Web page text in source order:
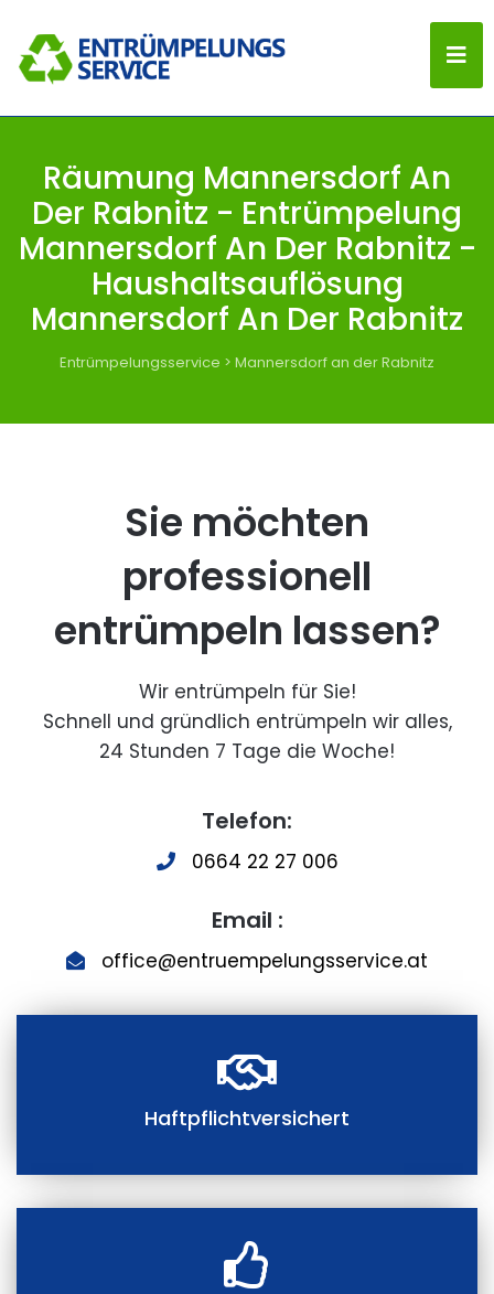
Räumung Mannersdorf An
Der Rabnitz - Entrümpelung
Mannersdorf An Der Rabnitz -
Haushaltsauflösung
Mannersdorf An Der Rabnitz
Entrümpelungsservice > Mannersdorf an der Rabnitz
Sie möchten
professionell
entrümpeln lassen?
Wir entrümpeln für Sie!
Schnell und gründlich entrümpeln wir alles,
24 Stunden 7 Tage die Woche!
Telefon:
0664 22 27 006
Email :
office@entruempelungsservice.at
Haftpflichtversichert